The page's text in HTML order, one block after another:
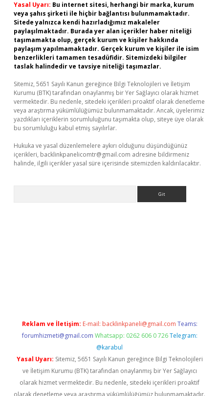
Yasal Uyarı: Bu internet sitesi, herhangi bir marka, kurum
veya şahıs şirketi ile hiçbir bağlantısı bulunmamaktadır.
Sitede yalnızca kendi hazırladığımız makaleler
paylaşılmaktadır. Burada yer alan içerikler haber niteliği
taşımamakta olup, gerçek kurum ve kişiler hakkında
paylaşım yapılmamaktadır. Gerçek kurum ve kişiler ile isim
benzerlikleri tamamen tesadüfidir. Sitemizdeki bilgiler
taslak halindedir ve tavsiye niteliği taşımazlar.
Sitemiz, 5651 Sayılı Kanun gereğince Bilgi Teknolojileri ve İletişim
Kurumu (BTK) tarafından onaylanmış bir Yer Sağlayıcı olarak hizmet
vermektedir. Bu nedenle, sitedeki içerikleri proaktif olarak denetleme
veya araştırma yükümlülüğümüz bulunmamaktadır. Ancak, üyelerimiz
yazdıkları içeriklerin sorumluluğunu taşımakta olup, siteye üye olarak
bu sorumluluğu kabul etmiş sayılırlar.
Hukuka ve yasal düzenlemelere aykırı olduğunu düşündüğünüz
içerikleri, backlinkpanelicomtr@gmail.com adresine bildirmeniz
halinde, ilgili içerikler yasal süre içerisinde sitemizden kaldırılacaktır.
Reklam ve İletişim: E-mail: backlinkpaneli@gmail.com Teams:
forumhizmeti@gmail.com Whatsapp: 0262 606 0 726 Telegram:
@karabul
Yasal Uyarı: Sitemiz, 5651 Sayılı Kanun gereğince Bilgi Teknolojileri
ve İletişim Kurumu (BTK) tarafından onaylanmış bir Yer Sağlayıcı
olarak hizmet vermektedir. Bu nedenle, sitedeki içerikleri proaktif
olarak denetleme veya araştırma yükümlülüğümüz bulunmamaktadır.